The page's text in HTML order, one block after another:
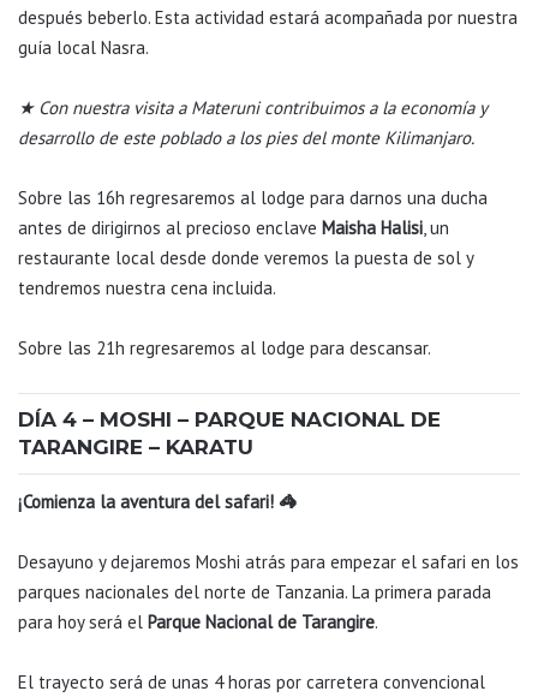
después beberlo. Esta actividad estará acompañada por nuestra
guía local Nasra.
★ Con nuestra visita a Materuni contribuimos a la economía y
desarrollo de este poblado a los pies del monte Kilimanjaro.
Sobre las 16h regresaremos al lodge para darnos una ducha
antes de dirigirnos al precioso enclave Maisha Halisi , un
restaurante local desde donde veremos la puesta de sol y
tendremos nuestra cena incluida.
Sobre las 21h regresaremos al lodge para descansar.
DÍA 4 – MOSHI – PARQUE NACIONAL DE
TARANGIRE – KARATU
¡Comienza la aventura del safari! 🦓
Desayuno y dejaremos Moshi atrás para empezar el safari en los
parques nacionales del norte de Tanzania. La primera parada
para hoy será el Parque Nacional de Tarangire.
El trayecto será de unas 4 horas por carretera convencional